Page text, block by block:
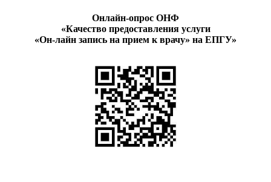
Онлайн-опрос ОНФ
«Качество предоставления услуги
«Он-лайн запись на прием к врачу» на ЕПГУ»